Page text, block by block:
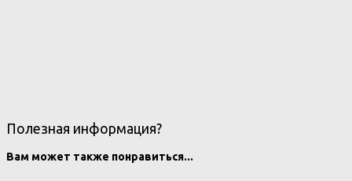
Полезная информация?
Вам может также понравиться...